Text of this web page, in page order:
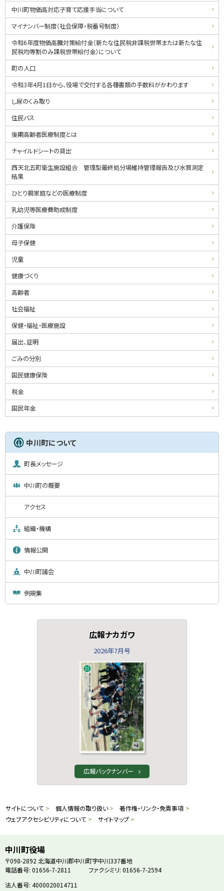
メ
ニ
ュ
ー
中川町物価高対応子育て応援手当について
マイナンバー制度（社会保障・税番号制度）
令和6年度物価高騰対策給付金（新たな住民税非課税世帯または新たな住
民税均等割のみ課税世帯給付金）について
町の人口
令和3年4月1日から、役場で交付する各種書類の手数料がかわります
し尿のくみ取り
住民バス
後期高齢者医療制度とは
チャイルドシートの貸出
西天北五町衛生施設組合 管理型最終処分場維持管理報告及び水質測定
結果
ひとり親家庭などの医療制度
乳幼児等医療費助成制度
介護保険
母子保健
児童
健康づくり
高齢者
社会福祉
保健・福祉・医療施設
届出、証明
ごみの分別
国民健康保険
税金
国民年金
中川町について
町長メッセージ
中川町の概要
アクセス
組織・機構
情報公開
中川町議会
例規集
広報ナカガワ
2026年7月号
広報バックナンバー
文
る
メ
ニ
サ
ト
情
サイトについて 個人情報の取り扱い
著作権・リンク・免責事項
ウェブアクセシビリティについて
サイトマップ
中川町役場
〒098-2892 北海道中川郡中川町字中川337番地
電話番号: 01656-7-2811
ファクシミリ: 01656-7-2594
法人番号: 4000020014711